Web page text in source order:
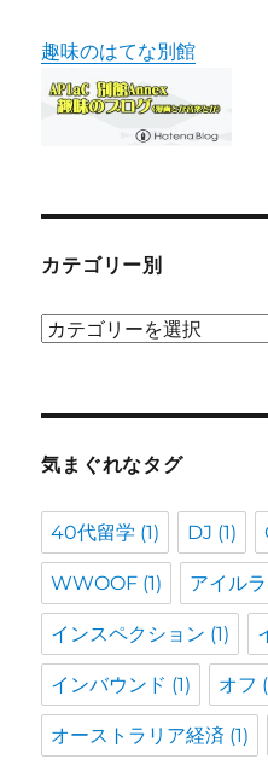
趣味のはてな別館
カテゴリー別
カ
ー
気まぐれなタグ
40代留学 (1) DJ (1)
WWOOF (1) アイル
インスペクション (1)
インバウンド (1) オフ
オーストラリア経済 (1)